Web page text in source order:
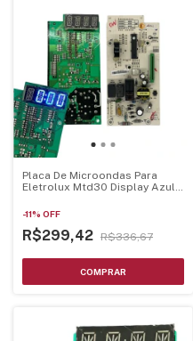
Placa De Microondas Para
Eletrolux Mtd30 Display Azul
-11% OFF
R$299,42 R$336,67